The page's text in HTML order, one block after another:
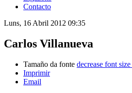
Contacto
Luns, 16 Abril 2012 09:35
Carlos Villanueva
Tamaño da fonte decrease font size
Imprimir
Email